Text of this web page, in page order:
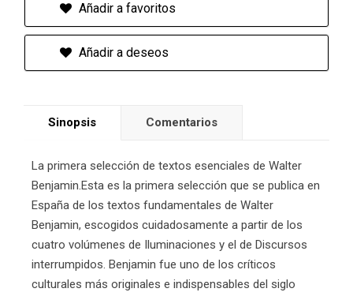
Añadir a favoritos
Añadir a deseos
Sinopsis Comentarios
La primera selección de textos esenciales de Walter
Benjamin.Esta es la primera selección que se publica en
España de los textos fundamentales de Walter
Benjamin, escogidos cuidadosamente a partir de los
cuatro volúmenes de Iluminaciones y el de Discursos
interrumpidos. Benjamin fue uno de los críticos
culturales más originales e indispensables del siglo